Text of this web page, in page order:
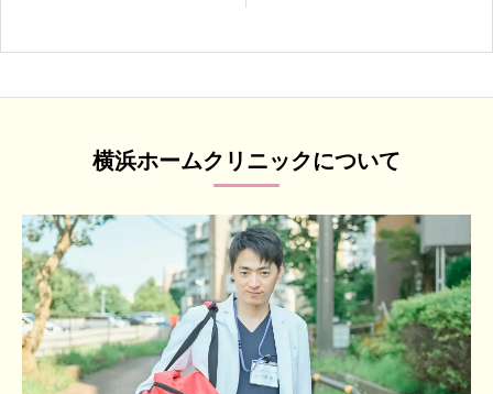
横浜ホームクリニックについて